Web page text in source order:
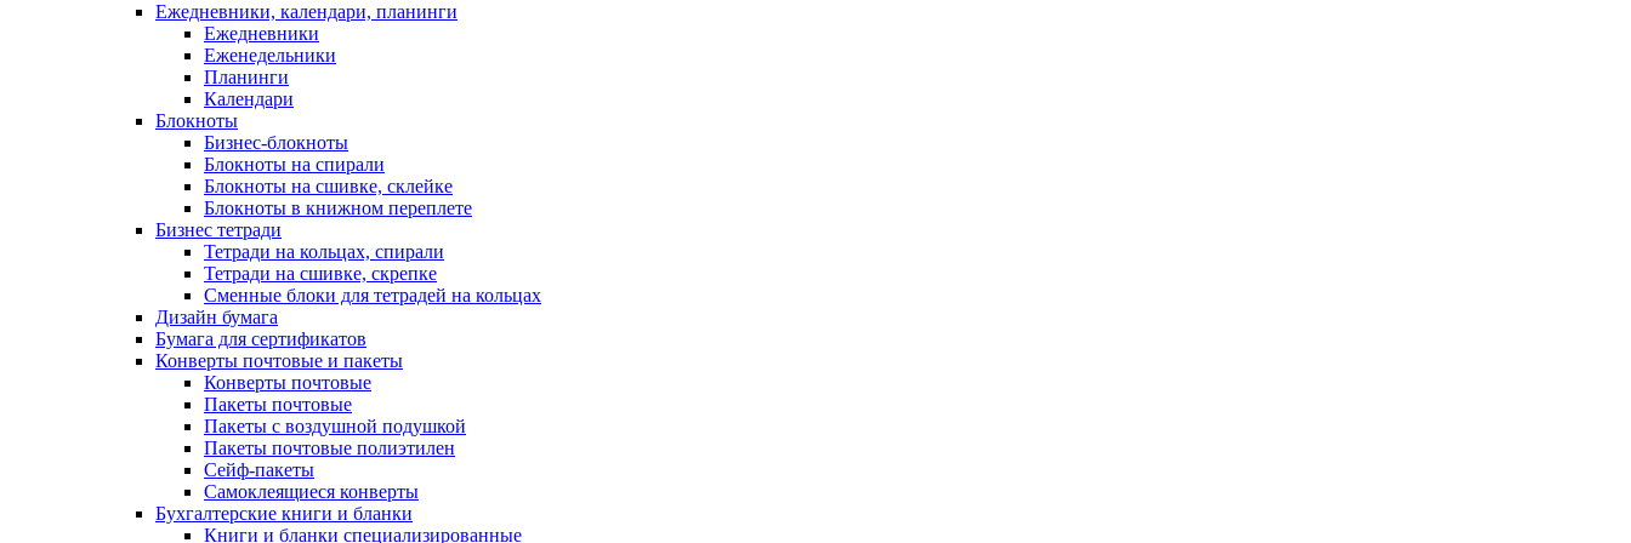
Ежедневники, календари, планинги
Ежедневники
Еженедельники
Планинги
Календари
Блокноты
Бизнес-блокноты
Блокноты на спирали
Блокноты на сшивке, склейке
Блокноты в книжном переплете
Бизнес тетради
Тетради на кольцах, спирали
Тетради на сшивке, скрепке
Сменные блоки для тетрадей на кольцах
Дизайн бумага
Бумага для сертификатов
Конверты почтовые и пакеты
Конверты почтовые
Пакеты почтовые
Пакеты с воздушной подушкой
Пакеты почтовые полиэтилен
Сейф-пакеты
Самоклеящиеся конверты
Бухгалтерские книги и бланки
Книги и бланки специализированные